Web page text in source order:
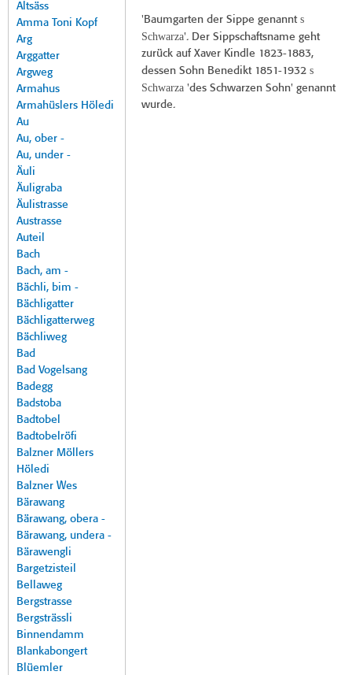
Altsäss
Amma Toni Kopf
Arg
Arggatter
Argweg
Armahus
Armahüslers Höledi
Au
Au, ober -
Au, under -
Äuli
Äuligraba
Äulistrasse
Austrasse
Auteil
Bach
Bach, am -
Bächli, bim -
Bächligatter
Bächligatterweg
Bächliweg
Bad
Bad Vogelsang
Badegg
Badstoba
Badtobel
Badtobelröfi
Balzner Möllers
Höledi
Balzner Wes
Bärawang
Bärawang, obera -
Bärawang, undera -
Bärawengli
Bargetzisteil
Bellaweg
Bergstrasse
Bergsträssli
Binnendamm
Blankabongert
Blüemler
'Baumgarten der Sippe genannt s
Schwarza'. Der Sippschaftsname geht
zurück auf Xaver Kindle 1823-1883,
dessen Sohn Benedikt 1851-1932 s
Schwarza'des Schwarzen Sohn' genannt
wurde.